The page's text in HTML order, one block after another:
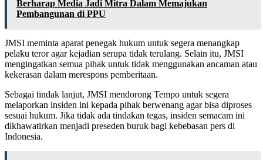
Berharap Media Jadi Mitra Dalam Memajukan
Pembangunan di PPU
JMSI meminta aparat penegak hukum untuk segera menangkap
pelaku teror agar kejadian serupa tidak terulang. Selain itu, JMSI
mengingatkan semua pihak untuk tidak menggunakan ancaman atau
kekerasan dalam merespons pemberitaan.
Sebagai tindak lanjut, JMSI mendorong Tempo untuk segera
melaporkan insiden ini kepada pihak berwenang agar bisa diproses
sesuai hukum. Jika tidak ada tindakan tegas, insiden semacam ini
dikhawatirkan menjadi preseden buruk bagi kebebasan pers di
Indonesia.